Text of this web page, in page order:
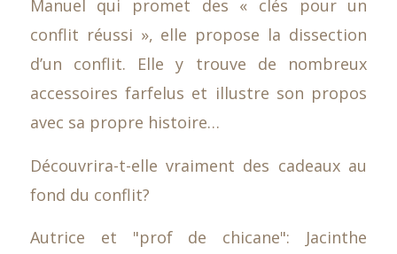
Manuel qui promet des « clés pour un
conflit réussi », elle propose la dissection
d’un conflit. Elle y trouve de nombreux
accessoires farfelus et illustre son propos
avec sa propre histoire…
Découvrira-t-elle vraiment des cadeaux au
fond du conflit?
Autrice et "prof de chicane": Jacinthe